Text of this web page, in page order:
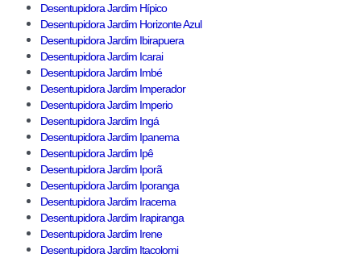
Desentupidora Jardim Hípico
Desentupidora Jardim Horizonte Azul
Desentupidora Jardim Ibirapuera
Desentupidora Jardim Icarai
Desentupidora Jardim Imbé
Desentupidora Jardim Imperador
Desentupidora Jardim Imperio
Desentupidora Jardim Ingá
Desentupidora Jardim Ipanema
Desentupidora Jardim Ipê
Desentupidora Jardim Iporã
Desentupidora Jardim Iporanga
Desentupidora Jardim Iracema
Desentupidora Jardim Irapiranga
Desentupidora Jardim Irene
Desentupidora Jardim Itacolomi